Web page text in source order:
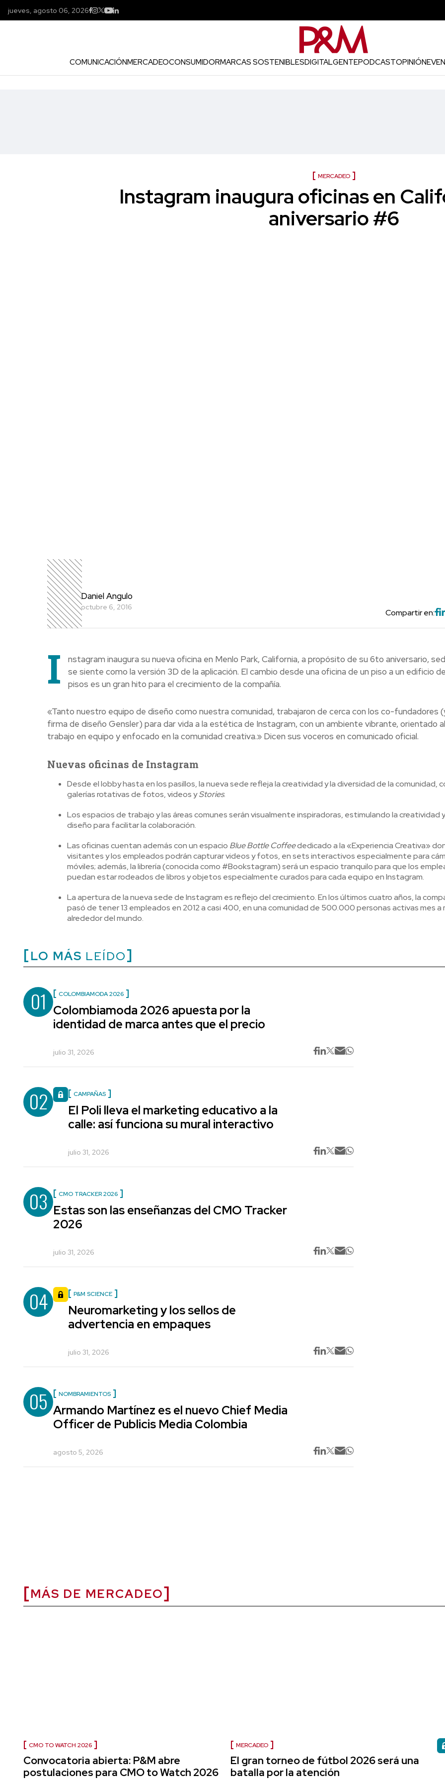
jueves, agosto 06, 2026
COMUNICACIÓNMERCADEOCONSUMIDORMARCAS SOSTENIBLESDIGITALGENTEPODCASTOPINIÓN
MERCADEO
Instagram inaugura oficinas en
aniversario #6
Daniel Angulo
octubre 6, 2016
Compartir en:
I
nstagram inaugura su nueva oficina en Menlo Park, California, a propósito de su 6to aniversario,
se siente como la versión 3D de la aplicación. El cambio desde una oficina de un piso a un edificio
pisos es un gran hito para el crecimiento de la compañía.
«Tanto nuestro equipo de diseño como nuestra comunidad, trabajaron de cerca con los co-fundadores
firma de diseño Gensler) para dar vida a la estética de Instagram, con un ambiente vibrante, orientado al
trabajo en equipo y enfocado en la comunidad creativa.» Dicen sus voceros en comunicado oficial.
Nuevas oficinas de Instagram
Desde el lobby hasta en los pasillos, la nueva sede refleja la creatividad y la diversidad de la comunidad,
galerías rotativas de fotos, videos yStories.
Los espacios de trabajo y las áreas comunes serán visualmente inspiradoras, estimulando la creatividad
diseño para facilitar la colaboración.
Las oficinas cuentan además con un espacio Blue Bottle Coffeededicado a la «Experiencia Creativa»
visitantes y los empleados podrán capturar videos y fotos, en sets interactivos especialmente para
móviles; además, la librería (conocida como #Bookstagram) será un espacio tranquilo para que los
puedan estar rodeados de libros y objetos especialmente curados para cada equipo en Instagram.
La apertura de la nueva sede de Instagram es reflejo del crecimiento. En los últimos cuatro años, la
pasó de tener 13 empleados en 2012 a casi 400, en una comunidad de 500.000 personas activas mes a
alrededor del mundo.
LO MÁS LEÍDO
01 COLOMBIAMODA 2026
Colombiamoda 2026 apuesta por la
identidad de marca antes que el precio
julio 31, 2026
02 CAMPAÑAS
El Poli lleva el marketing educativo a la
calle: así funciona su mural interactivo
julio 31, 2026
03 CMO TRACKER 2026
Estas son las enseñanzas del CMO Tracker
2026
julio 31, 2026
04 P&M SCIENCE
Neuromarketing y los sellos de
advertencia en empaques
julio 31, 2026
05 NOMBRAMIENTOS
Armando Martínez es el nuevo Chief Media
Officer de Publicis Media Colombia
agosto 5, 2026
MÁS DE MERCADEO
CMO TO WATCH 2026
Convocatoria abierta: P&M abre
postulaciones para CMO to Watch 2026
MERCADEO
El gran torneo de fútbol 2026 será una
batalla por la atención